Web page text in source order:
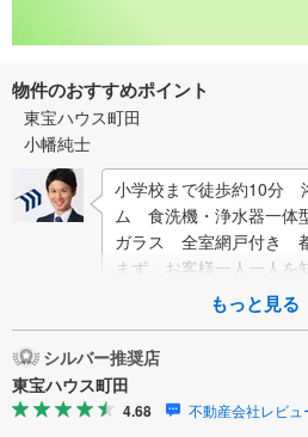
物件のおすすめポイント
東宝ハウス町田
小幡純士
小学校まで徒歩約10分
ム 食洗機・浄水器一体
ガラス 全室網戸付き
まず、お客様一人一人を
めます。お客様のお話を
もっと見る
シルバー推奨店
東宝ハウス町田
4.68 不動産会社レビュ